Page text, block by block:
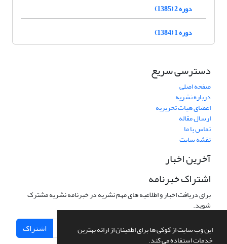
این وب سایت از کوکی ها برای اطمینان از ارائه بهترین
خدمات استفاده می کند.
دوره 2 (1385)
دوره 1 (1384)
دسترسی سریع
صفحه اصلی
درباره نشریه
اعضای هیات تحریریه
ارسال مقاله
تماس با ما
نقشه سایت
آخرین اخبار
اشتراک خبرنامه
برای دریافت اخبار و اطلاعیه های مهم نشریه در خبرنامه نشریه مشترک
شوید.
اشتراک